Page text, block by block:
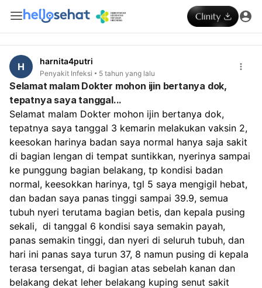
H harnita4putri
Penyakit Infeksi 5 tahun yang lalu
Selamat malam Dokter mohon ijin bertanya dok,
tepatnya saya tanggal...
Selamat malam Dokter mohon ijin bertanya dok,
tepatnya saya tanggal 3 kemarin melakukan vaksin 2,
keesokan harinya badan saya normal hanya saja sakit
di bagian lengan di tempat suntikkan, nyerinya sampai
ke punggung bagian belakang, tp kondisi badan
normal, keesokkan harinya, tgl 5 saya mengigil hebat,
dan badan saya panas tinggi sampai 39.9, semua
tubuh nyeri terutama bagian betis, dan kepala pusing
sekali,  di tanggal 6 kondisi saya semakin payah,
panas semakin tinggi, dan nyeri di seluruh tubuh, dan
hari ini panas saya turun 37, 8 namun pusing di kepala
terasa tersengat, di bagian atas sebelah kanan dan
belakang dekat leher belakang kuping senut sakit